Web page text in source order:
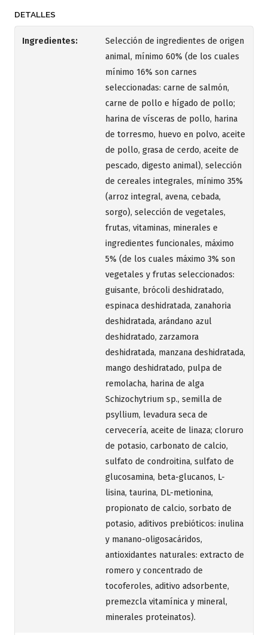
DETALLES
Ingredientes:
Selección de ingredientes de origen
animal, mínimo 60% (de los cuales
mínimo 16% son carnes
seleccionadas: carne de salmón,
carne de pollo e hígado de pollo;
harina de vísceras de pollo, harina
de torresmo, huevo en polvo, aceite
de pollo, grasa de cerdo, aceite de
pescado, digesto animal), selección
de cereales integrales, mínimo 35%
(arroz integral, avena, cebada,
sorgo), selección de vegetales,
frutas, vitaminas, minerales e
ingredientes funcionales, máximo
5% (de los cuales máximo 3% son
vegetales y frutas seleccionados:
guisante, brócoli deshidratado,
espinaca deshidratada, zanahoria
deshidratada, arándano azul
deshidratado, zarzamora
deshidratada, manzana deshidratada,
mango deshidratado, pulpa de
remolacha, harina de alga
Schizochytrium sp., semilla de
psyllium, levadura seca de
cervecería, aceite de linaza; cloruro
de potasio, carbonato de calcio,
sulfato de condroitina, sulfato de
glucosamina, beta-glucanos, L-
lisina, taurina, DL-metionina,
propionato de calcio, sorbato de
potasio, aditivos prebióticos: inulina
y manano-oligosacáridos,
antioxidantes naturales: extracto de
romero y concentrado de
tocoferoles, aditivo adsorbente,
premezcla vitamínica y mineral,
minerales proteinatos).